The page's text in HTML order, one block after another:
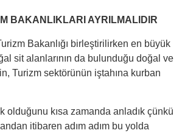
BAKANLIKLARI AYRILMALIDIR
Bakanlığı birleştirilirken en büyük
sit alanlarının da bulunduğu doğal ve
Turizm sektörünün iştahına kurban
olduğunu kısa zamanda anladık çünkü
itibaren adım adım bu yolda